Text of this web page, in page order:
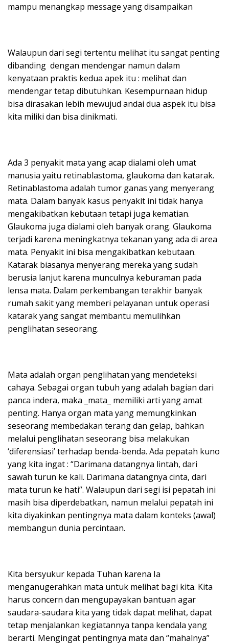
mampu menangkap message yang disampaikan
Walaupun dari segi tertentu melihat itu sangat penting
dibanding dengan mendengar namun dalam
kenyataan praktis kedua apek itu : melihat dan
mendengar tetap dibutuhkan. Kesempurnaan hidup
bisa dirasakan lebih mewujud andai dua aspek itu bisa
kita miliki dan bisa dinikmati.
Ada 3 penyakit mata yang acap dialami oleh umat
manusia yaitu retinablastoma, glaukoma dan katarak.
Retinablastoma adalah tumor ganas yang menyerang
mata. Dalam banyak kasus penyakit ini tidak hanya
mengakibatkan kebutaan tetapi juga kematian.
Glaukoma juga dialami oleh banyak orang. Glaukoma
terjadi karena meningkatnya tekanan yang ada di area
mata. Penyakit ini bisa mengakibatkan kebutaan.
Katarak biasanya menyerang mereka yang sudah
berusia lanjut karena munculnya keburaman pada
lensa mata. Dalam perkembangan terakhir banyak
rumah sakit yang memberi pelayanan untuk operasi
katarak yang sangat membantu memulihkan
penglihatan seseorang.
Mata adalah organ penglihatan yang mendeteksi
cahaya. Sebagai organ tubuh yang adalah bagian dari
panca indera, maka _mata_ memiliki arti yang amat
penting. Hanya organ mata yang memungkinkan
seseorang membedakan terang dan gelap, bahkan
melalui penglihatan seseorang bisa melakukan
‘diferensiasi’ terhadap benda-benda. Ada pepatah kuno
yang kita ingat : “Darimana datangnya lintah, dari
sawah turun ke kali. Darimana datangnya cinta, dari
mata turun ke hati”. Walaupun dari segi isi pepatah ini
masih bisa diperdebatkan, namun melalui pepatah ini
kita diyakinkan pentingnya mata dalam konteks (awal)
membangun dunia percintaan.
Kita bersyukur kepada Tuhan karena Ia
menganugerahkan mata untuk melihat bagi kita. Kita
harus concern dan mengupayakan bantuan agar
saudara-saudara kita yang tidak dapat melihat, dapat
tetap menjalankan kegiatannya tanpa kendala yang
berarti. Mengingat pentingnya mata dan “mahalnya”